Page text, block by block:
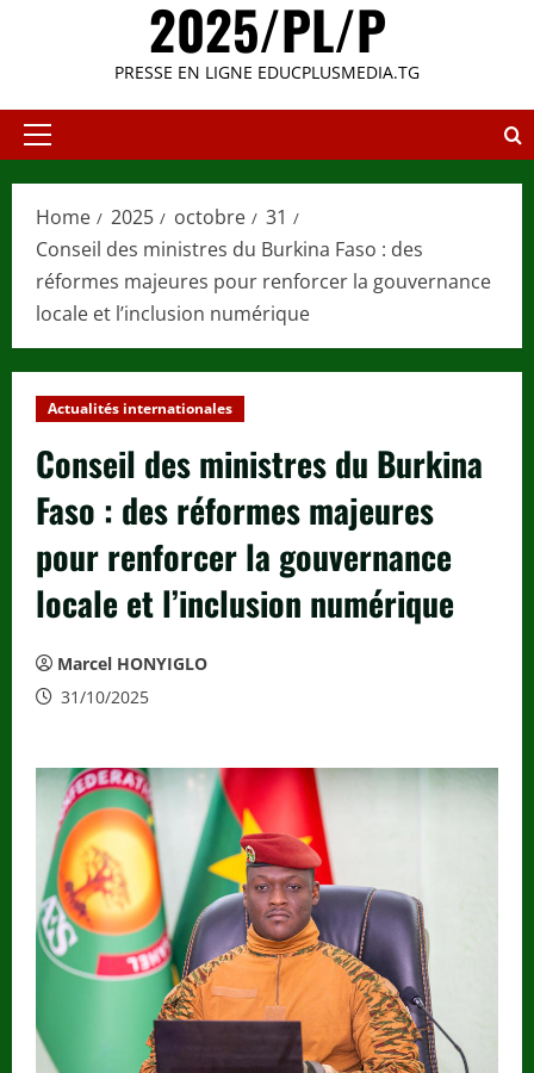
2025/PL/P
PRESSE EN LIGNE EDUCPLUSMEDIA.TG
Primary
Home 2025 octobre
31
Conseil des ministres du Burkina Faso : des
réformes majeures pour renforcer la gouvernance
locale et l’inclusion numérique
Actualités internationales
Conseil des ministres du Burkina
Faso : des réformes majeures
pour renforcer la gouvernance
locale et l’inclusion numérique
Marcel HONYIGLO
31/10/2025